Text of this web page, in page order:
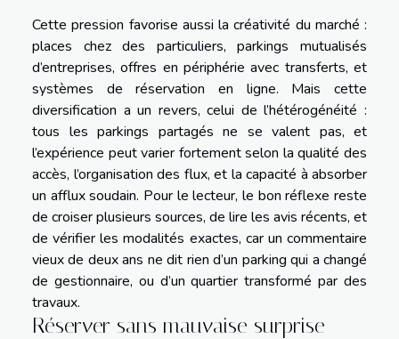
Cette pression favorise aussi la créativité du marché :
places chez des particuliers, parkings mutualisés
d’entreprises, offres en périphérie avec transferts, et
systèmes de réservation en ligne. Mais cette
diversification a un revers, celui de l’hétérogénéité :
tous les parkings partagés ne se valent pas, et
l’expérience peut varier fortement selon la qualité des
accès, l’organisation des flux, et la capacité à absorber
un afflux soudain. Pour le lecteur, le bon réflexe reste
de croiser plusieurs sources, de lire les avis récents, et
de vérifier les modalités exactes, car un commentaire
vieux de deux ans ne dit rien d’un parking qui a changé
de gestionnaire, ou d’un quartier transformé par des
travaux.
Réserver sans mauvaise surprise